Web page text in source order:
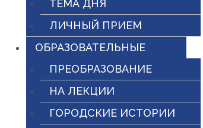
ТЕМА ДНЯ
ЛИЧНЫЙ ПРИЕМ
ОБРАЗОВАТЕЛЬНЫЕ
ПРЕОБРАЗОВАНИЕ
НА ЛЕКЦИИ
ГОРОДСКИЕ ИСТОРИИ